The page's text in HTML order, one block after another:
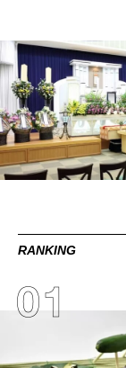
RANKING